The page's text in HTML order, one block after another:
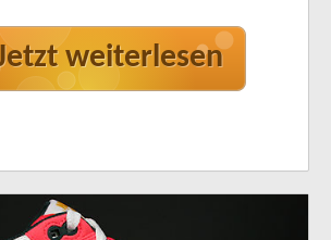
weiterlesen